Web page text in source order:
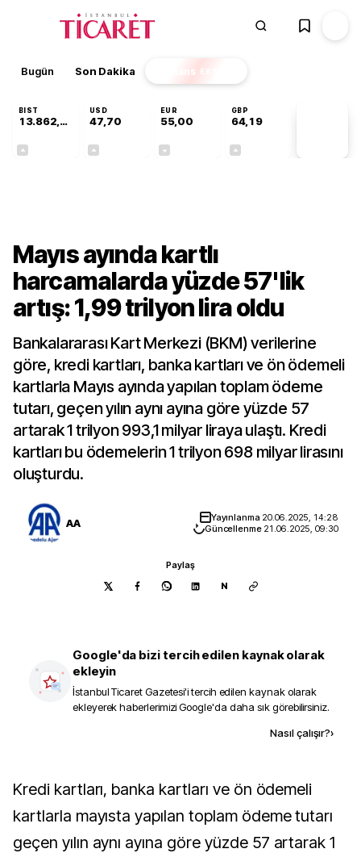
Bugün Son Dakika Finans EKSTRA
BIST
13.862,08
USD
47,70
EUR
55,00
GBP
64,19
Mayıs ayında kartlı
harcamalarda yüzde 57'lik
artış: 1,99 trilyon lira oldu
Bankalararası Kart Merkezi (BKM) verilerine
göre, kredi kartları, banka kartları ve ön ödemeli
kartlarla Mayıs ayında yapılan toplam ödeme
tutarı, geçen yılın aynı ayına göre yüzde 57
artarak 1 trilyon 993,1 milyar liraya ulaştı. Kredi
kartları bu ödemelerin 1 trilyon 698 milyar lirasını
oluşturdu.
AA Yayınlanma 20.06.2025, 14:28
Güncellenme 21.06.2025, 09:30
Paylaş
N
Google'da bizi tercih edilen kaynak olarak
ekleyin
İstanbul Ticaret Gazetesi'i tercih edilen kaynak olarak
ekleyerek haberlerimizi Google'da daha sık görebilirsiniz.
Nasıl çalışır?›
Kredi kartları, banka kartları ve ön ödemeli
kartlarla mayısta yapılan toplam ödeme tutarı
geçen yılın aynı ayına göre yüzde 57 artarak 1